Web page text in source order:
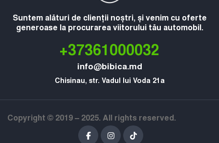
Suntem alături de clienții noștri, și venim cu oferte
generoase la procurarea viitorului tău automobil.
+37361000032
info@bibica.md
Chisinau, str. Vadul lui Voda 21a
Copyright © 2019 – 2025. All rights reserved.